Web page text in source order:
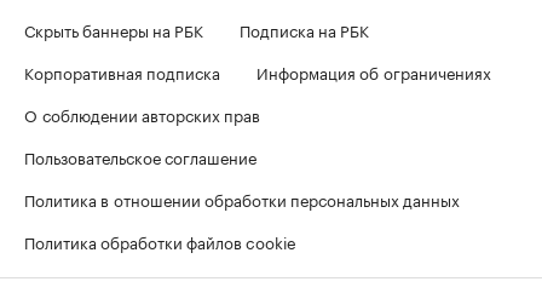
Скрыть баннеры на РБК
Подписка на РБК
Корпоративная подписка
Информация об ограничениях
О соблюдении авторских прав
Пользовательское соглашение
Политика в отношении обработки персональных данных
Политика обработки файлов cookie